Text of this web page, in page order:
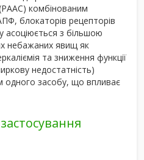
комбінованим
блокаторів рецепторів
асоціюється з більшою
небажаних явищ як
та зниження функції
недостатність)
одного засобу, що впливає